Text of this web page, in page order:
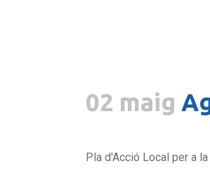
02 maig
Pla d'Acció Local per a